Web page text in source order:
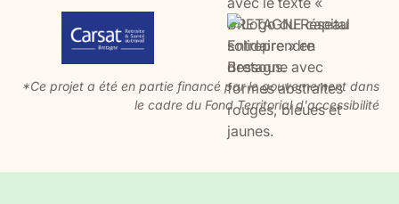
*Ce projet a été en partie financé par le gouvernement dans
le cadre du Fond Territorial d'accessibilité